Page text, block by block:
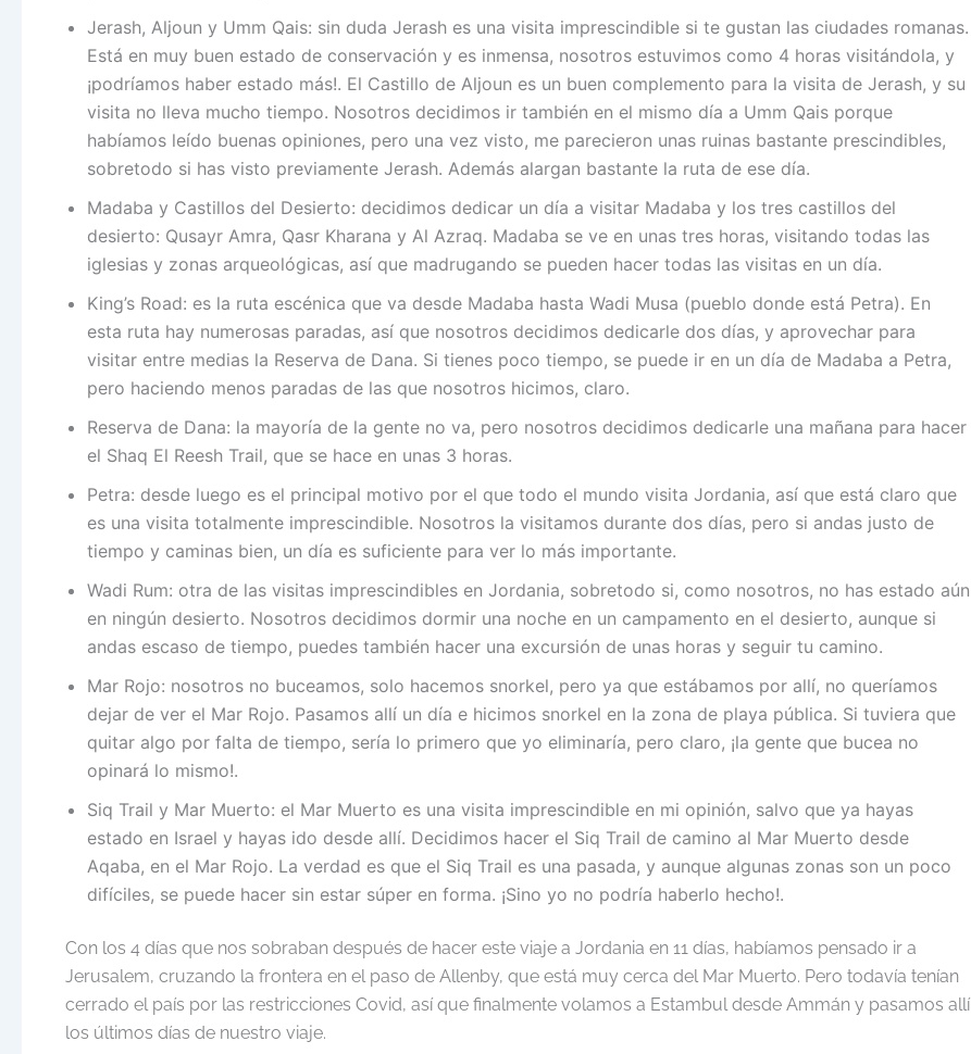
Jerash, Aljoun y Umm Qais: sin duda Jerash es una visita imprescindible si te gustan las ciudades romanas.
Está en muy buen estado de conservación y es inmensa, nosotros estuvimos como 4 horas visitándola, y
¡podríamos haber estado más!. El Castillo de Aljoun es un buen complemento para la visita de Jerash, y su
visita no lleva mucho tiempo. Nosotros decidimos ir también en el mismo día a Umm Qais porque
habíamos leído buenas opiniones, pero una vez visto, me parecieron unas ruinas bastante prescindibles,
sobretodo si has visto previamente Jerash. Además alargan bastante la ruta de ese día.
Madaba y Castillos del Desierto: decidimos dedicar un día a visitar Madaba y los tres castillos del
desierto: Qusayr Amra, Qasr Kharana y Al Azraq. Madaba se ve en unas tres horas, visitando todas las
iglesias y zonas arqueológicas, así que madrugando se pueden hacer todas las visitas en un día.
King’s Road: es la ruta escénica que va desde Madaba hasta Wadi Musa (pueblo donde está Petra). En
esta ruta hay numerosas paradas, así que nosotros decidimos dedicarle dos días, y aprovechar para
visitar entre medias la Reserva de Dana. Si tienes poco tiempo, se puede ir en un día de Madaba a Petra,
pero haciendo menos paradas de las que nosotros hicimos, claro.
Reserva de Dana: la mayoría de la gente no va, pero nosotros decidimos dedicarle una mañana para hacer
el Shaq El Reesh Trail, que se hace en unas 3 horas.
Petra: desde luego es el principal motivo por el que todo el mundo visita Jordania, así que está claro que
es una visita totalmente imprescindible. Nosotros la visitamos durante dos días, pero si andas justo de
tiempo y caminas bien, un día es suficiente para ver lo más importante.
Wadi Rum: otra de las visitas imprescindibles en Jordania, sobretodo si, como nosotros, no has estado aún
en ningún desierto. Nosotros decidimos dormir una noche en un campamento en el desierto, aunque si
andas escaso de tiempo, puedes también hacer una excursión de unas horas y seguir tu camino.
Mar Rojo: nosotros no buceamos, solo hacemos snorkel, pero ya que estábamos por allí, no queríamos
dejar de ver el Mar Rojo. Pasamos allí un día e hicimos snorkel en la zona de playa pública. Si tuviera que
quitar algo por falta de tiempo, sería lo primero que yo eliminaría, pero claro, ¡la gente que bucea no
opinará lo mismo!.
Siq Trail y Mar Muerto: el Mar Muerto es una visita imprescindible en mi opinión, salvo que ya hayas
estado en Israel y hayas ido desde allí. Decidimos hacer el Siq Trail de camino al Mar Muerto desde
Aqaba, en el Mar Rojo. La verdad es que el Siq Trail es una pasada, y aunque algunas zonas son un poco
difíciles, se puede hacer sin estar súper en forma. ¡Sino yo no podría haberlo hecho!.
Con los 4 días que nos sobraban después de hacer este viaje a Jordania en 11 días, habíamos pensado ir a
Jerusalem, cruzando la frontera en el paso de Allenby, que está muy cerca del Mar Muerto. Pero todavía tenían
cerrado el país por las restricciones Covid, así que finalmente volamos a Estambul desde Ammán y pasamos allí
los últimos días de nuestro viaje.